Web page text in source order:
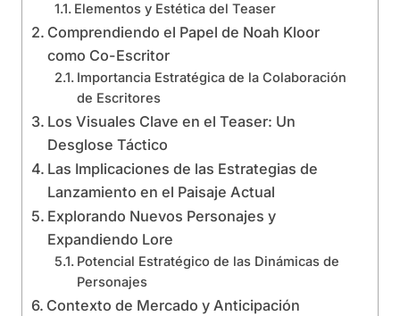
Elementos y Estética del Teaser
Comprendiendo el Papel de Noah Kloor
como Co-Escritor
Importancia Estratégica de la Colaboración
de Escritores
Los Visuales Clave en el Teaser: Un
Desglose Táctico
Las Implicaciones de las Estrategias de
Lanzamiento en el Paisaje Actual
Explorando Nuevos Personajes y
Expandiendo Lore
Potencial Estratégico de las Dinámicas de
Personajes
Contexto de Mercado y Anticipación